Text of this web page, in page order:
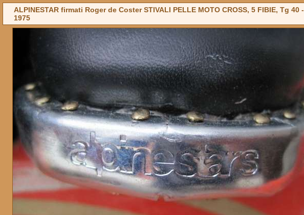
ALPINESTAR firmati Roger de Coster STIVALI PELLE MOTO CROSS, 5 FIBIE, Tg 40 -
1975